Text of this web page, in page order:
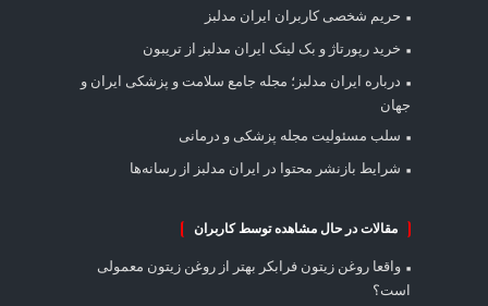
حریم شخصی کاربران ایران مدلبز
خرید رپورتاژ و بک لینک ایران مدلبز از تریبون
درباره ایران مدلبز؛ مجله جامع سلامت و پزشکی ایران و
جهان
سلب مسئولیت مجله پزشکی و درمانی
شرایط بازنشر محتوا در ایران مدلبز از رسانه‌ها
مقالات در حال مشاهده توسط کاربران
واقعا روغن زیتون فرابکر بهتر از روغن زیتون معمولی
است؟